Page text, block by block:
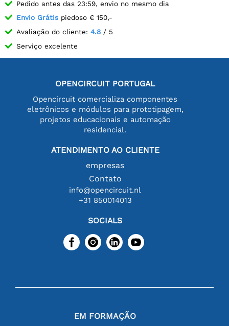
Pedido antes das 23:59, envio no mesmo dia
Envio Grátis piedoso € 150,-
Avaliação do cliente: 4.8 / 5
Serviço excelente
OPENCIRCUIT PORTUGAL
Opencircuit comercializa componentes
eletrônicos e módulos para prototipagem,
projetos educacionais e automação
residencial.
ATENDIMENTO AO CLIENTE
empresas
Contato
info@opencircuit.nl
+31 850014013
SOCIALS
EM FORMAÇÃO